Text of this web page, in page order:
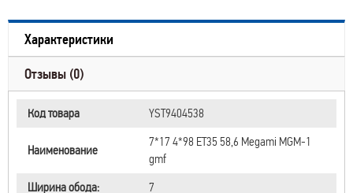
Характеристики
Отзывы (0)
Код товара YST9404538
Наименование
7*17 4*98 ET35 58,6 Megami MGM-1
gmf
Ширина обода:
7